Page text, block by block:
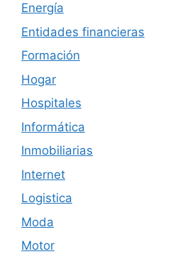
Energía
Entidades financieras
Formación
Hogar
Hospitales
Informática
Inmobiliarias
Internet
Logistica
Moda
Motor